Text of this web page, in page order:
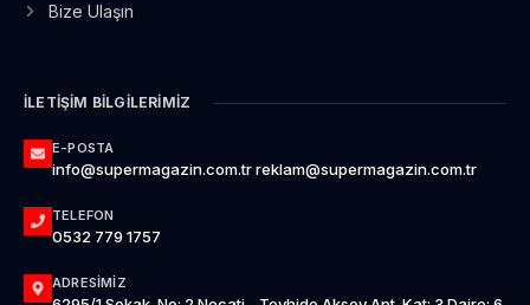
Bize Ulaşın
İLETIŞIM BILGILERIMIZ
E-POSTA
info@supermagazin.com.tr reklam@supermagazin.com.tr
TELEFON
0532 779 1757
ADRESIMIZ